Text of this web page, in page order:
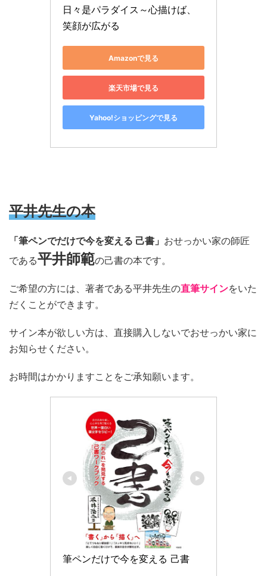
日々是パラダイス～心描けば、
笑顔が広がる
Amazonで見る
楽天市場で見る
Yahoo!ショッピングで見る
平井先生の本
「筆ペンでだけで今を変える 己書」 おせっかい家の師匠
である平井師範の己書の本です。
ご希望の方には、著者である平井先生の直筆サインをいた
だくことができます。
サイン本が欲しい方は、直接購入しないでおせっかい家に
お知らせください。
お時間はかかりますことをご承知願います。
筆ペンだけで今を変える 己書